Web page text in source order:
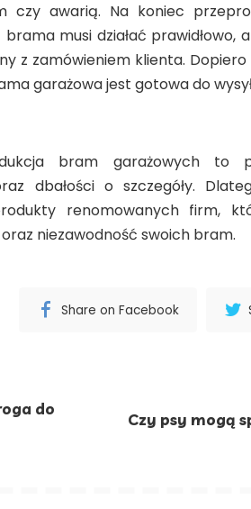
czy awarią. Na koniec
musi działać prawidłowo,
z zamówieniem klienta. Dopiero
garażowa jest gotowa do
bram garażowych to
dbałości o szczegóły.
renomowanych firm,
niezawodność swoich bram.
Share on Facebook
do
Czy psy mogą